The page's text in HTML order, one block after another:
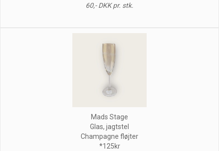
60,- DKK pr. stk.
Mads Stage
Glas, jagtstel
Champagne fløjter
*125kr